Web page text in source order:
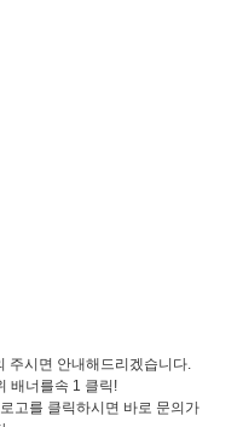
주시면 안내해드리겠습니다.
배너를속 1 클릭!
고를 클릭하시면 바로 문의가